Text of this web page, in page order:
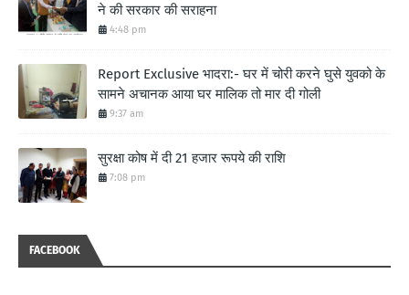
ने की सरकार की सराहना
4:48 pm
Report Exclusive भादरा:- घर में चोरी करने घुसे युवको के
सामने अचानक आया घर मालिक तो मार दी गोली
9:37 am
सुरक्षा कोष में दी 21 हजार रूपये की राशि
7:08 pm
FACEBOOK